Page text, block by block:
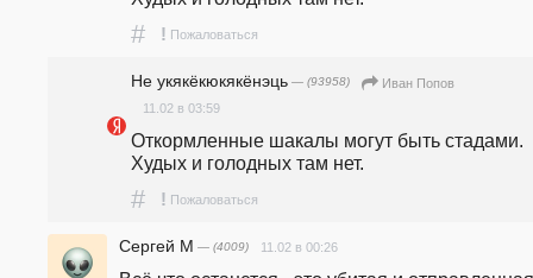
# ! Пожаловаться
Не укякёкюкякёнэць — (93958)
Иван Попов
11.02 в 03:59
Откормленные шакалы могут быть стадами.
Худых и голодных там нет.
# ! Пожаловаться
Сергей М — (4009) 11.02 в 00:26